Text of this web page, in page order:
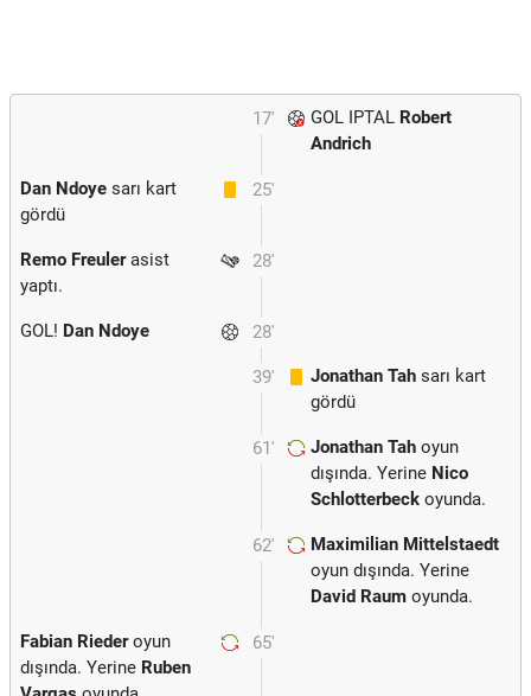
17' GOL IPTAL Robert
Andrich
25'
Dan Ndoye sarı kart
gördü
28'
Remo Freulerasist
yaptı.
28'
GOL! Dan Ndoye
39' Jonathan Tah sarı kart
gördü
61' Jonathan Tah oyun
dışında. Yerine Nico
Schlotterbeck oyunda.
62'
Maximilian Mittelstaedt
oyun dışında. Yerine
David Raum oyunda.
65'
Fabian Riederoyun
dışında. Yerine Ruben